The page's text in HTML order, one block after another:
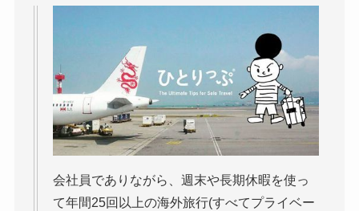
会社員でありながら、週末や長期休暇を使っ
て年間25回以上の海外旅行(すべてプライベー